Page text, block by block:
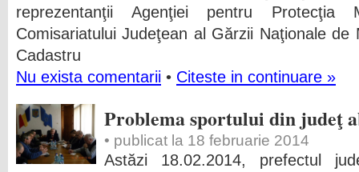
reprezentanţii Agenţiei pentru Protecţia
Comisariatului Judeţean al Gărzii Naţionale
Cadastru
Nu exista comentarii • Citeste in continuare »
Problema sportului din judeţ
• publicat la 18 februarie 2014
Astăzi 18.02.2014, prefectul